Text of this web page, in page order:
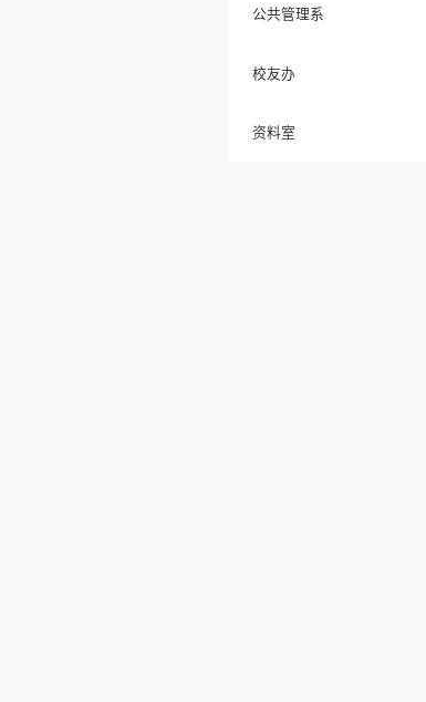
公共管理系
校友办
资料室